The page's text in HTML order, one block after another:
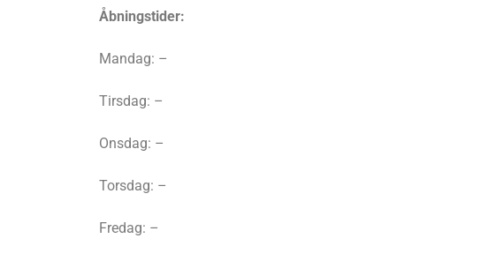
Åbningstider:
Mandag: –
Tirsdag: –
Onsdag: –
Torsdag: –
Fredag: –